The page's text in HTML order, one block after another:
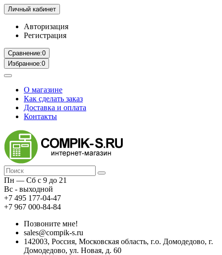
Личный кабинет
Авторизация
Регистрация
Сравнение:0
Избранное:0
О магазине
Как сделать заказ
Доставка и оплата
Контакты
Пн — Сб с 9 до 21
Вс - выходной
+7 495 177-04-47
+7 967 000-84-84
Позвоните мне!
sales@compik-s.ru
142003, Россия, Московская область, г.о. Домодедово, г.
Домодедово, ул. Новая, д. 60